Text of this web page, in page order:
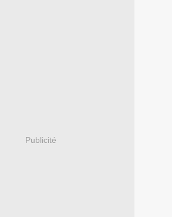
Publicité